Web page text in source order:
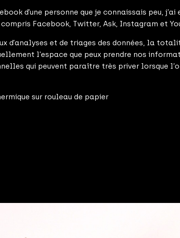
d’une personne que je connaissais peu,
compris Facebook, Twitter, Ask, Instagram et
d’analyses et de triages des données, la
l’espace que peux prendre nos
qui peuvent paraître très priver lorsque
sur rouleau de papier